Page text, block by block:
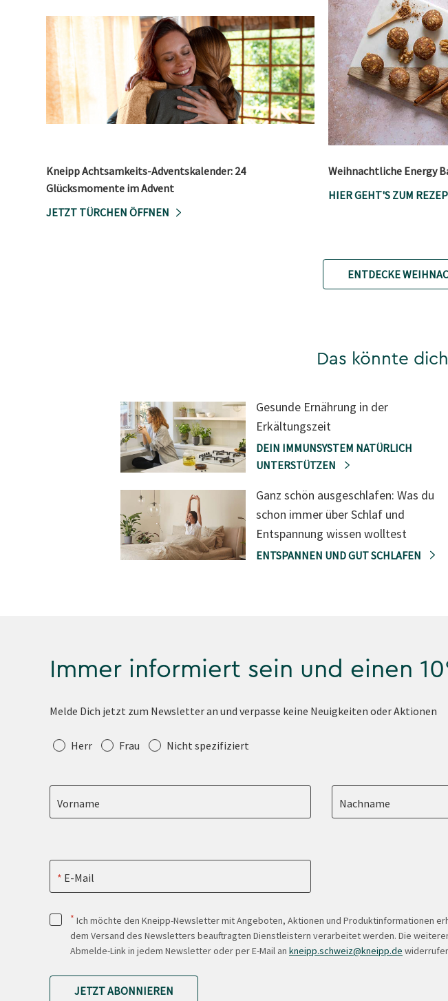
Kneipp Achtsamkeits-Adventskalender: 24
Glücksmomente im Advent
JETZT TÜRCHEN ÖFFNEN
Weihnachtliche Energy
HIER GEHT'S ZUM
ENTDECKE
Das könnte
Gesunde Ernährung in der
Erkältungszeit
DEIN IMMUNSYSTEM NATÜRLICH
UNTERSTÜTZEN
Ganz schön ausgeschlafen: Was du
schon immer über Schlaf und
Entspannung wissen wolltest
ENTSPANNEN UND GUT SCHLAFEN
Immer informiert sein und einen
Melde Dich jetzt zum Newsletter an und verpasse keine Neuigkeiten oder Aktionen
Anrede
Herr Frau Nicht spezifiziert
Vorname Nachname
E-Mail
* Ich möchte den Kneipp-Newsletter mit Angeboten, Aktionen und Produktinformationen
dem Versand des Newsletters beauftragten Dienstleistern verarbeitet werden. Die
Abmelde-Link in jedem Newsletter oder per E-Mail an kneipp.schweiz@kneipp.de
JETZT ABONNIEREN